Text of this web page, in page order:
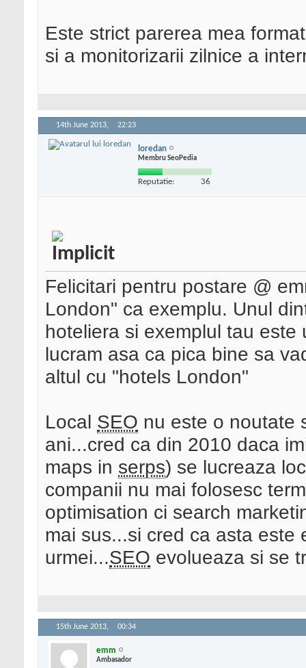
Este strict parerea mea
si a monitorizarii zilnice a
14th June 2013, 22:23
loredan
Membru SeoPedia
Reputatie: 36
Felicitari pentru postare @
London" ca exemplu. Unul
hoteliera si exemplul tau
lucram asa ca pica bine sa
altul cu "hotels London"
Local SEO nu este o noutate
ani...cred ca din 2010 daca
maps in serps) se lucreaza
companii nu mai folosesc
optimisation ci search
mai sus...si cred ca asta este
urmei...SEO evolueaza si se
15th June 2013, 00:34
emm
Ambasador